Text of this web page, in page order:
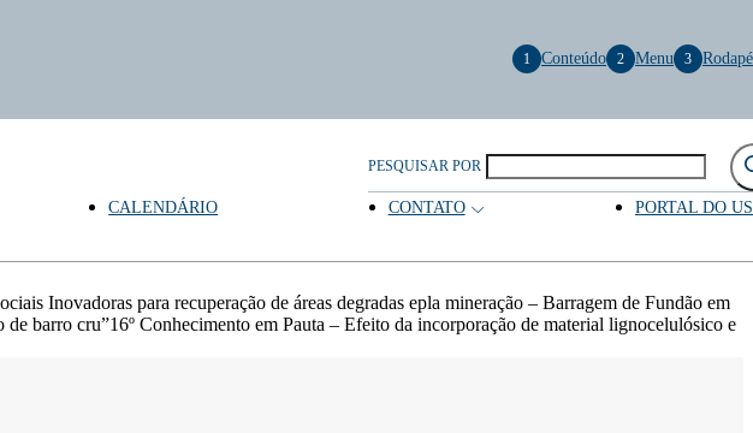
PESQUISAR POR
CALENDÁRIO CONTATO PORTAL DO
1 Conteúdo 2 Menu 3 Rodapé
Inovadoras para recuperação de áreas degradas epla mineração – Barragem de Fundão em
barro cru”16º Conhecimento em Pauta – Efeito da incorporação de material lignocelulósico e